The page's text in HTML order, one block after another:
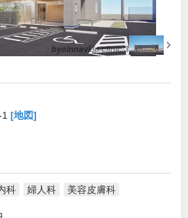
[地図]
科 婦人科 美容皮膚科